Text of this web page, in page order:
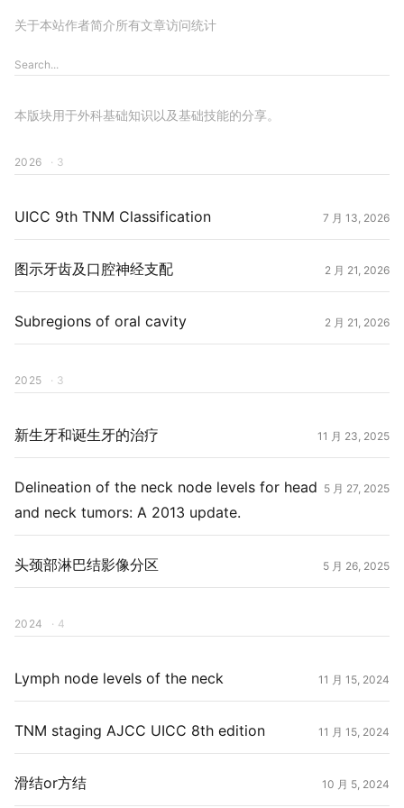
关于本站作者简介所有文章访问统计
本版块用于外科基础知识以及基础技能的分享。
2026 · 3
UICC 9th TNM Classification 7 月 13, 2026
图示牙齿及口腔神经支配 2 月 21, 2026
Subregions of oral cavity 2 月 21, 2026
2025 · 3
新生牙和诞生牙的治疗 11 月 23, 2025
Delineation of the neck node levels for head
and neck tumors: A 2013 update.
5 月 27, 2025
头颈部淋巴结影像分区 5 月 26, 2025
2024 · 4
Lymph node levels of the neck 11 月 15, 2024
TNM staging AJCC UICC 8th edition 11 月 15, 2024
滑结or方结 10 月 5, 2024